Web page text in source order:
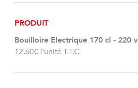
PRODUIT
Bouilloire Electrique 170 cl - 220 v
12.60€ l'unité T.T.C